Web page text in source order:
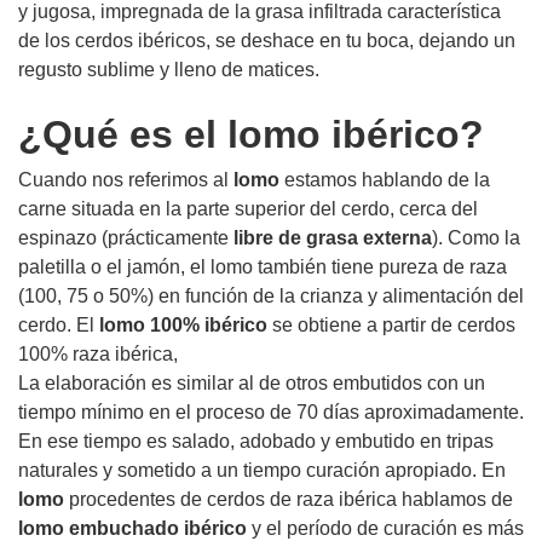
y jugosa, impregnada de la grasa infiltrada característica
de los cerdos ibéricos, se deshace en tu boca, dejando un
regusto sublime y lleno de matices.
¿Qué es el lomo ibérico?
Cuando nos referimos al lomo estamos hablando de la
carne situada en la parte superior del cerdo, cerca del
espinazo (prácticamente libre de grasa externa). Como la
paletilla o el jamón, el lomo también tiene pureza de raza
(100, 75 o 50%) en función de la crianza y alimentación del
cerdo. El
lomo 100% ibérico se obtiene a partir de cerdos
100% raza ibérica,
La elaboración es similar al de otros embutidos con un
tiempo mínimo en el proceso de 70 días aproximadamente.
En ese tiempo es salado, adobado y embutido en tripas
naturales y sometido a un tiempo curación apropiado. En
lomo procedentes de cerdos de raza ibérica hablamos de
lomo embuchado ibérico y el período de curación es más